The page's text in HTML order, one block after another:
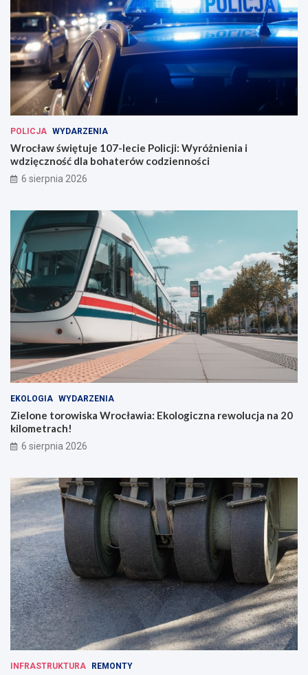
a
w
e
W
r
o
c
ł
w
i
u
w
POLICJA WYDARZENIA
Wrocław świętuje 107-lecie Policji: Wyróżnienia i
wdzięczność dla bohaterów codzienności
6 sierpnia 2026
EKOLOGIA WYDARZENIA
Zielone torowiska Wrocławia: Ekologiczna rewolucja na 20
kilometrach!
6 sierpnia 2026
INFRASTRUKTURA REMONTY